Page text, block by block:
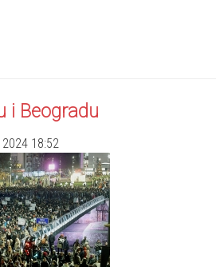
i Beogradu
18:52